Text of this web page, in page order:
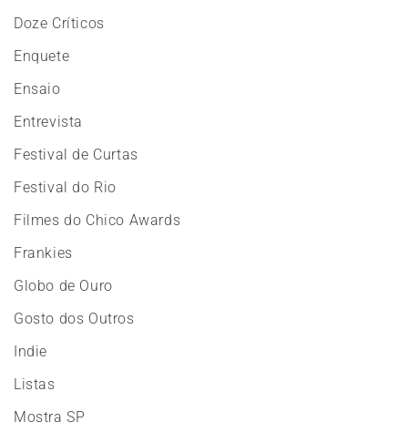
Doze Críticos
Enquete
Ensaio
Entrevista
Festival de Curtas
Festival do Rio
Filmes do Chico Awards
Frankies
Globo de Ouro
Gosto dos Outros
Indie
Listas
Mostra SP